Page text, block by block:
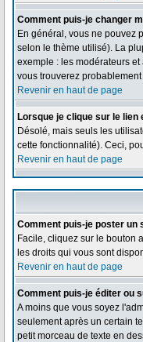
Comment puis-je changer
En général, vous ne pouvez
selon le thème utilisé). La
exemple : les modérateurs
vous trouverez
Revenir en haut de page
Lorsque je clique sur le
Désolé, mais seuls les
cette fonctionnalité). Ceci,
Revenir en haut de page
Comment puis-je poster un
Facile, cliquez sur le bouton
les droits qui vous sont
Revenir en haut de page
Comment puis-je éditer ou
A moins que vous soyez
seulement après un certain
petit morceau de texte en